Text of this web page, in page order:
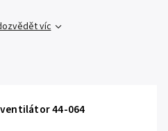
víc
44-064